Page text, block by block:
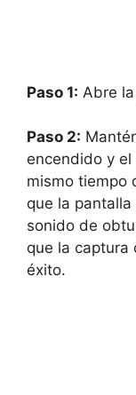
Paso 1: Abre
Paso 2:
encendido y
mismo tiempo
que la
sonido de
que la captura
éxito.